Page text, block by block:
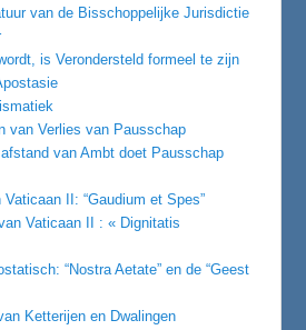
van de Bisschoppelijke Jurisdictie
is Verondersteld formeel te zijn
van Verlies van Pausschap
van Ambt doet Pausschap
II: “Gaudium et Spes”
Vaticaan II : « Dignitatis
“Nostra Aetate” en de “Geest
Ketterijen en Dwalingen